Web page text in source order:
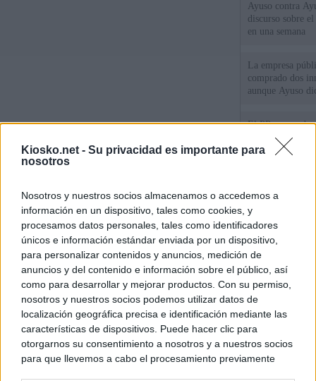
Kiosko.net - Su privacidad es importante para
nosotros
Nosotros y nuestros socios almacenamos o accedemos a
información en un dispositivo, tales como cookies, y
procesamos datos personales, tales como identificadores
únicos e información estándar enviada por un dispositivo,
para personalizar contenidos y anuncios, medición de
anuncios y del contenido e información sobre el público, así
como para desarrollar y mejorar productos. Con su permiso,
nosotros y nuestros socios podemos utilizar datos de
localización geográfica precisa e identificación mediante las
características de dispositivos. Puede hacer clic para
otorgarnos su consentimiento a nosotros y a nuestros socios
para que llevemos a cabo el procesamiento previamente
Ayuso contra
discurso sobre
en una semana
La empresa
comprado dos
aunque Ayuso
El PP se enreda
ahora que
comunidades en
vías para que
menores
© Kiosko.net Aviso Legal Privacidad y Cookies